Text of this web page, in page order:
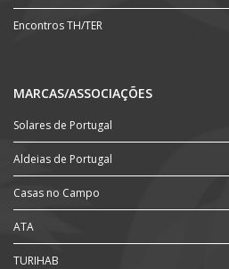
Encontros TH/TER
MARCAS/ASSOCIAÇÕES
Solares de Portugal
Aldeias de Portugal
Casas no Campo
ATA
TURIHAB